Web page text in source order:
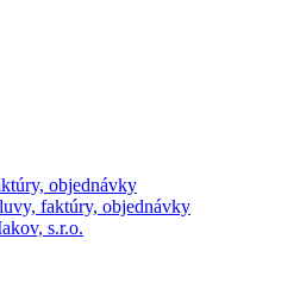
objednávky
faktúry, objednávky
s.r.o.